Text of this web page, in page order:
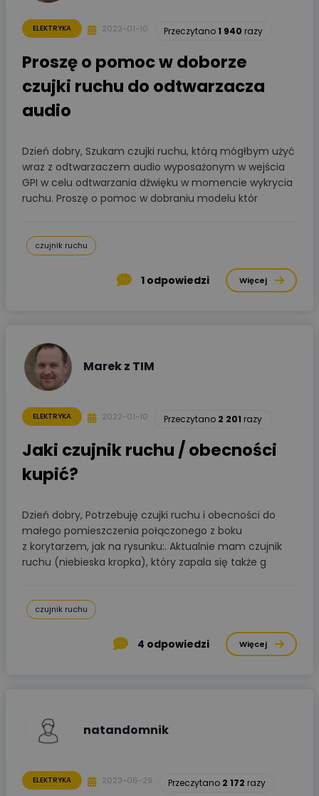
ELEKTRYKA 2022-01-10 Przeczytano1 940 razy
Proszę o pomoc w doborze
czujki ruchu do odtwarzacza
audio
Dzień dobry, Szukam czujki ruchu, którą mógłbym użyć
wraz z odtwarzaczem audio wyposażonym w wejścia
GPI w celu odtwarzania dźwięku w momencie wykrycia
ruchu. Proszę o pomoc w dobraniu modelu któr
czujnik ruchu
1 odpowiedzi Więcej
Marek z TIM
ELEKTRYKA 2022-01-10 Przeczytano 2 201 razy
Jaki czujnik ruchu / obecności
kupić?
Dzień dobry, Potrzebuję czujki ruchu i obecności do
małego pomieszczenia połączonego z boku
z korytarzem, jak na rysunku:. Aktualnie mam czujnik
ruchu (niebieska kropka), który zapala się także g
czujnik ruchu
4 odpowiedzi Więcej
natandomnik
ELEKTRYKA 2023-06-29 Przeczytano 2 172 razy